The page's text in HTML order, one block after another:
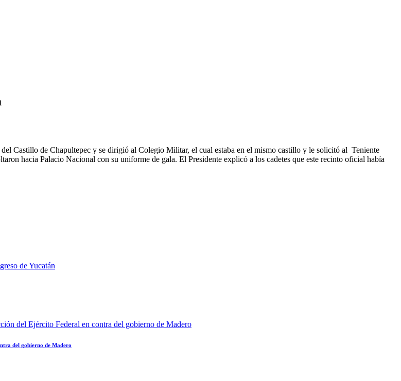
Castillo de Chapultepec y se dirigió al Colegio Militar, el cual estaba en el mismo castillo y le solicitó al Teniente
hacia Palacio Nacional con su uniforme de gala. El Presidente explicó a los cadetes que este recinto oficial había
del gobierno de Madero